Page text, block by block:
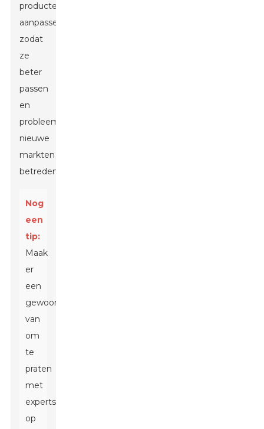
producten
aanpassen
zodat
ze
beter
passen
en
probleemloos
nieuwe
markten
betreden.
Nog
een
tip:
Maak
er
een
gewoonte
van
om
te
praten
met
experts
op